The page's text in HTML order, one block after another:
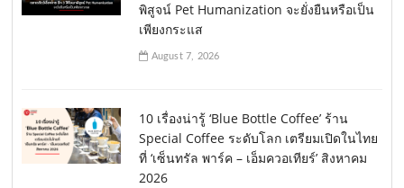
พิสูจน์ Pet Humanization จะยั่งยืนหรือเป็น
เพียงกระแส
August 7, 2026
10 เรื่องน่ารู้ ‘Blue Bottle Coffee’ ร้าน
Special Coffee ระดับโลก เตรียมเปิดในไทย
ที่ ‘เซ็นทรัล พาร์ค – เอ็มควอเทียร์’ สิงหาคม
2026